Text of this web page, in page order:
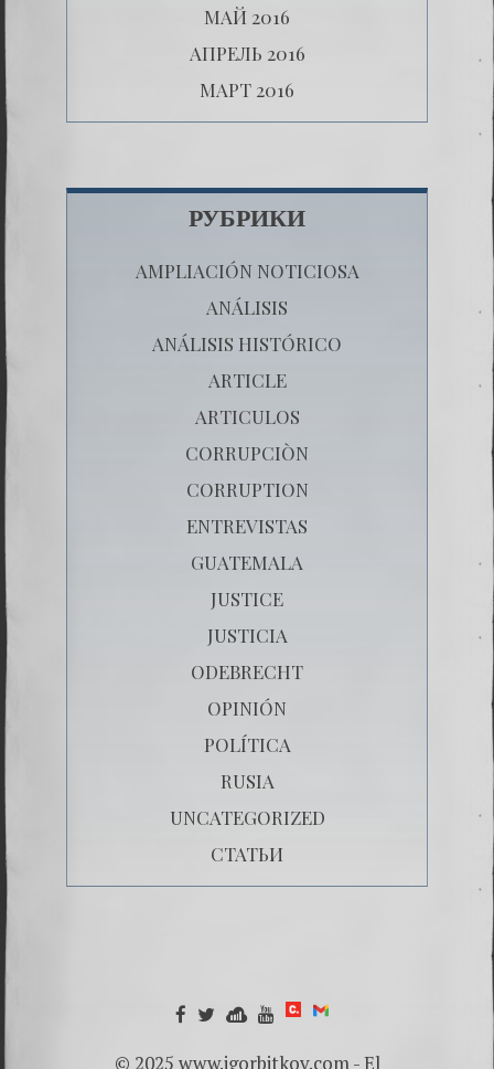
МАЙ 2016
АПРЕЛЬ 2016
МАРТ 2016
РУБРИКИ
AMPLIACIÓN NOTICIOSA
ANÁLISIS
ANÁLISIS HISTÓRICO
ARTICLE
ARTICULOS
CORRUPCIÒN
CORRUPTION
ENTREVISTAS
GUATEMALA
JUSTICE
JUSTICIA
ODEBRECHT
OPINIÓN
POLÍTICA
RUSIA
UNCATEGORIZED
СТАТЬИ
© 2025 www.igorbitkov.com - El